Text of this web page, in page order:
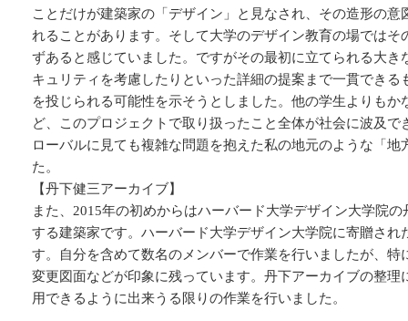
ことだけが建築家の「デザイン」と見なされ、その造形の
れることがあります。そして大学のデザイン教育の場では
ずあると感じていました。ですがその最初に立てられる大
キュリティを考慮したりといった詳細の提案まで一貫でき
を投じられる可能性を示そうとしました。他の学生よりも
ど、このプロジェクトで取り扱ったこと全体が社会に波及
ローバルに見ても複雑な問題を抱えた私の地元のような「
た。
【丹下健三アーカイブ】
また、2015年の初めからはハーバード大学デザイン大学院
する建築家です。ハーバード大学デザイン大学院に寄贈さ
す。自分を含めて数名のメンバーで作業を行いましたが、
変更図面などが印象に残っています。丹下アーカイブの整
用できるように出来うる限りの作業を行いました。